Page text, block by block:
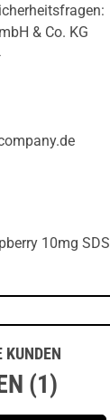
& Co. KG
10mg SDS
KUNDEN
(1)